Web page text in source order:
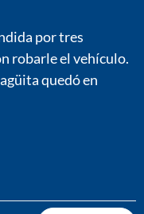
por tres
robarle el vehículo.
quedó en